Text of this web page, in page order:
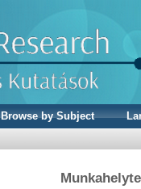
Browse by Subject